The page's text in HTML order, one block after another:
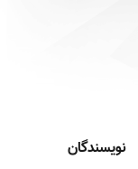
نویسندگان